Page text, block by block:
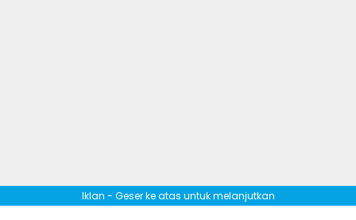
Iklan - Geser ke atas untuk melanjutkan